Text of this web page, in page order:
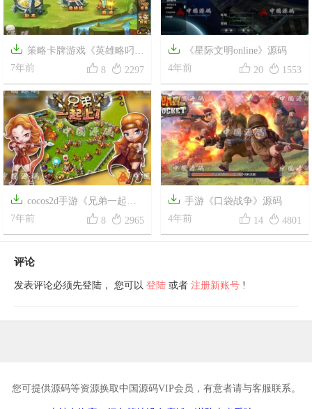
 策略卡牌游戏《英雄略叼》
源码
7年前  8  2297

《星际文明online》源码
4年前
 20  1553
 cocos2d手游《兄弟一起
上》源代码
7年前  8  2965
 手游《口袋战争》源码
4年前
 14  4801
评论
发表评论必须先登陆， 您可以 登陆 或者 注册新账号 !
您可提供源码等资源换取中国源码VIP会员，有意者请与客服联系。